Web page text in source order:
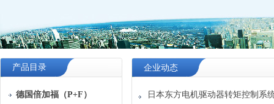
产品目录
德国倍加福（P+F）
企业动态
日本东方电机驱动器转矩控制系